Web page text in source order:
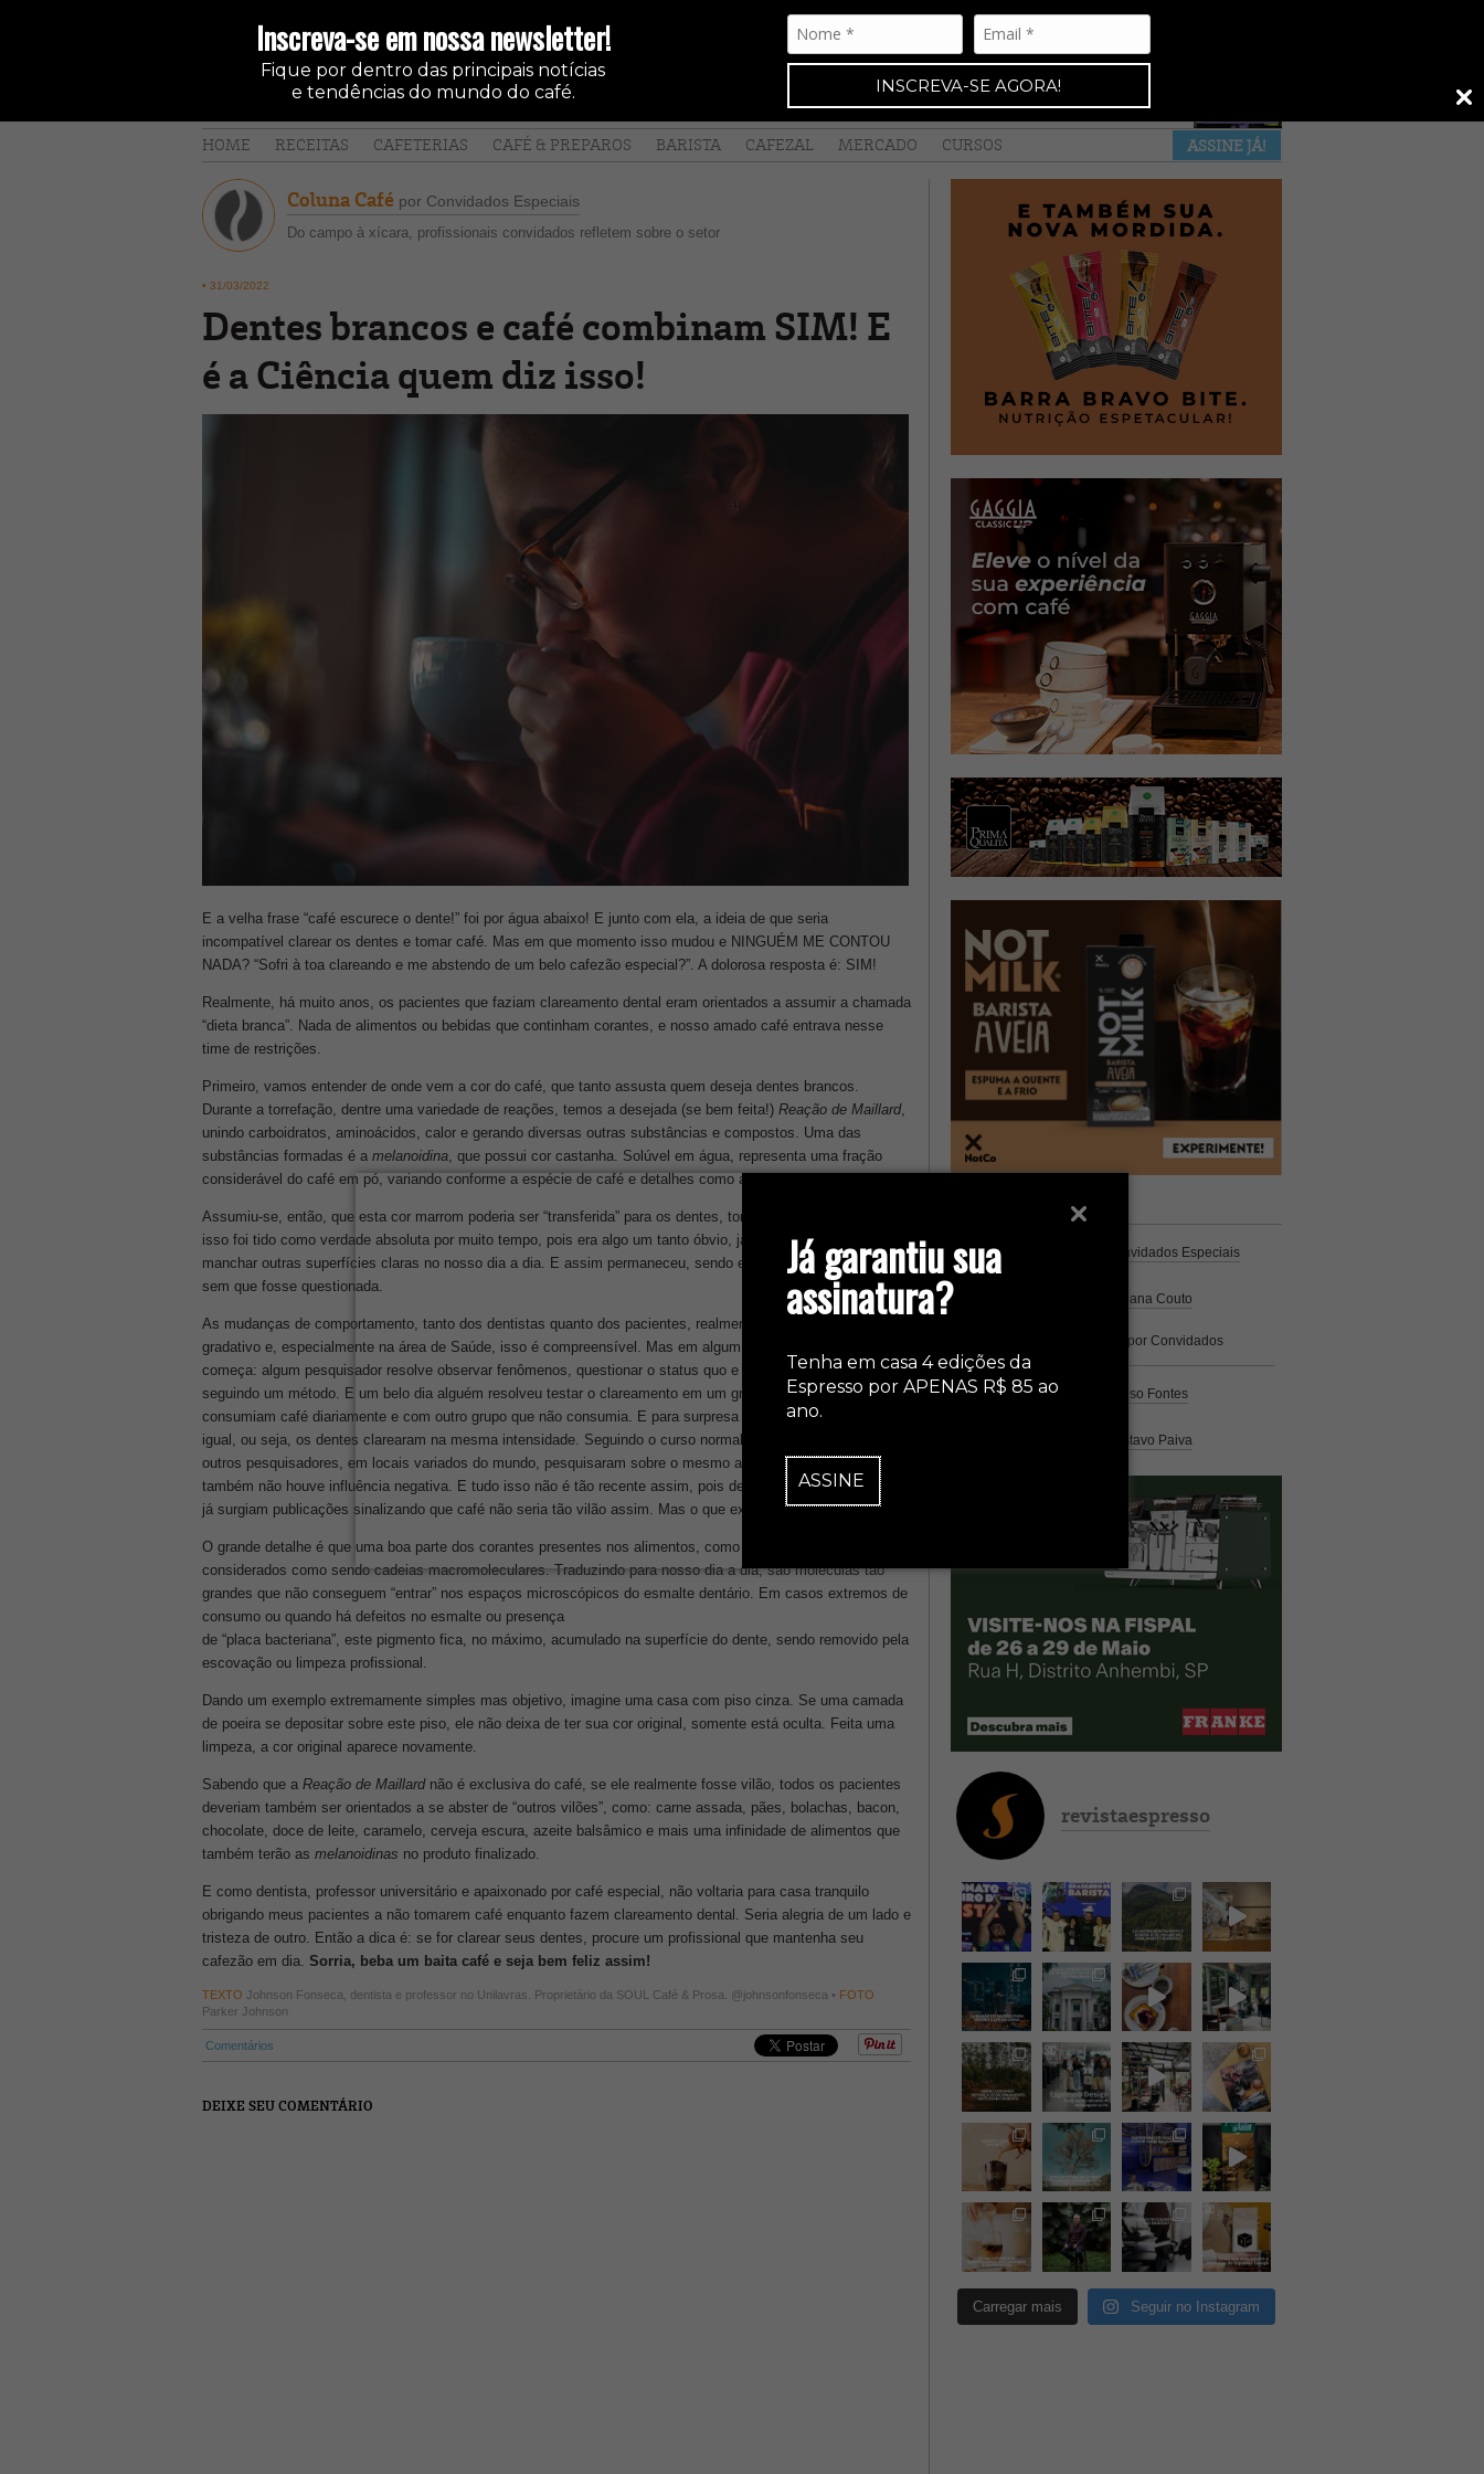
Já garantiu sua
assinatura?
Tenha em casa 4 edições da
Espresso por APENAS R$ 85 ao
ano.
ASSINE
Inscreva-se em nossa newsletter!
Fique por dentro das principais notícias
e tendências do mundo do café.
INSCREVA-SE AGORA!
•NAS BANCAS
HOME RECEITAS CAFETERIAS CAFÉ & PREPAROS BARISTA CAFEZAL MERCADO ASSINE JÁ!
CURSOS
Coluna Café por Convidados Especiais
Do campo à xícara, profissionais convidados refletem sobre o setor
• 31/03/2022
Dentes brancos e café combinam SIM! E
é a Ciência quem diz isso!
E a velha frase “café escurece o dente!” foi por água abaixo! E junto com ela, a ideia de que seria
incompatível clarear os dentes e tomar café. Mas em que momento isso mudou e NINGUÉM ME CONTOU
NADA? “Sofri à toa clareando e me abstendo de um belo cafezão especial?”. A dolorosa resposta é: SIM!
Realmente, há muito anos, os pacientes que faziam clareamento dental eram orientados a assumir a chamada
“dieta branca”. Nada de alimentos ou bebidas que continham corantes, e nosso amado café entrava nesse
time de restrições.
Primeiro, vamos entender de onde vem a cor do café, que tanto assusta quem deseja dentes brancos.
Durante a torrefação, dentre uma variedade de reações, temos a desejada (se bem feita!) Reação de Maillard,
unindo carboidratos, aminoácidos, calor e gerando diversas outras substâncias e compostos. Uma das
substâncias formadas é a melanoidina, que possui cor castanha. Solúvel em água, representa uma fração
considerável do café em pó, variando conforme a espécie de café e detalhes como a intensidade da torra.
Assumiu-se, então, que esta cor marrom poderia ser “transferida” para os dentes, tornando-os amarelados. E
isso foi tido como verdade absoluta por muito tempo, pois era algo um tanto óbvio, já que o café tende a
manchar outras superfícies claras no nosso dia a dia. E assim permaneceu, sendo esta informação repassada
sem que fosse questionada.
As mudanças de comportamento, tanto dos dentistas quanto dos pacientes, realmente ocorre de modo bem
gradativo e, especialmente na área de Saúde, isso é compreensível. Mas em algum momento a mudança
começa: algum pesquisador resolve observar fenômenos, questionar o status quo e testar possibilidades
seguindo um método. E um belo dia alguém resolveu testar o clareamento em um grupo de pacientes que
consumiam café diariamente e com outro grupo que não consumia. E para surpresa de muitos, resultado
igual, ou seja, os dentes clarearam na mesma intensidade. Seguindo o curso normal deste tipo de pesquisa,
outros pesquisadores, em locais variados do mundo, pesquisaram sobre o mesmo assunto e confirmaram:
também não houve influência negativa. E tudo isso não é tão recente assim, pois desde início dos anos 2000
já surgiam publicações sinalizando que café não seria tão vilão assim. Mas o que explicava estes achados?
O grande detalhe é que uma boa parte dos corantes presentes nos alimentos, como as
considerados como sendo cadeias macromoleculares. Traduzindo para nosso dia a dia, são moléculas tão
grandes que não conseguem “entrar” nos espaços microscópicos do esmalte dentário. Em casos extremos de
consumo ou quando há defeitos no esmalte ou presença
de “placa bacteriana”, este pigmento fica, no máximo, acumulado na superfície do dente, sendo removido pela
escovação ou limpeza profissional.
Dando um exemplo extremamente simples mas objetivo, imagine uma casa com piso cinza. Se uma camada
de poeira se depositar sobre este piso, ele não deixa de ter sua cor original, somente está oculta. Feita uma
limpeza, a cor original aparece novamente.
Sabendo que a Reação de Maillardnão é exclusiva do café, se ele realmente fosse vilão, todos os pacientes
deveriam também ser orientados a se abster de “outros vilões”, como: carne assada, pães, bolachas, bacon,
chocolate, doce de leite, caramelo, cerveja escura, azeite balsâmico e mais uma infinidade de alimentos que
também terão as melanoidinas no produto finalizado.
E como dentista, professor universitário e apaixonado por café especial, não voltaria para casa tranquilo
obrigando meus pacientes a não tomarem café enquanto fazem clareamento dental. Seria alegria de um lado e
tristeza de outro. Então a dica é: se for clarear seus dentes, procure um profissional que mantenha seu
cafezão em dia. Sorria, beba um baita café e seja bem feliz assim!
TEXTO Johnson Fonseca, dentista e professor no Unilavras. Proprietário da SOUL Café & Prosa. @johnsonfonseca • FOTO
Parker Johnson
Comentários
DEIXE SEU COMENTÁRIO
Espresso
Coluna Café por Convidados Especiais
por Cristiana Couto
por Convidados
Especiais
Análisepor Caio Alonso Fontes
por Gustavo Paiva
revistaespresso
Carregar mais Seguir no Instagram